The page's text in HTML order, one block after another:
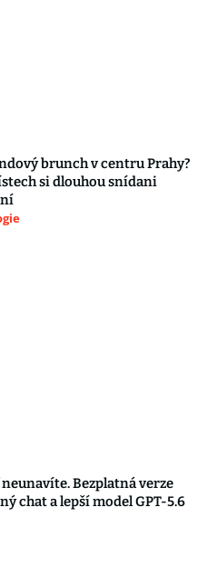
brunch v centru Prahy?
si dlouhou snídani
neunavíte. Bezplatná verze
chat a lepší model GPT-5.6